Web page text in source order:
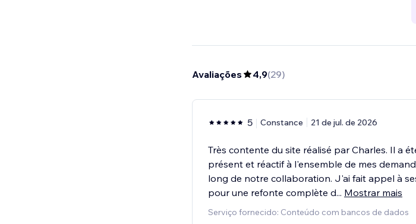
Avaliações 4,9(29)
5 Constance 21 de jul. de 2026
Très contente du site réalisé par Charles. Il a
présent et réactif à l'ensemble de mes
long de notre collaboration. J'ai fait appel à
pour une refonte complète d... Mostrar mais
Serviço fornecido: Conteúdo com bancos de dados